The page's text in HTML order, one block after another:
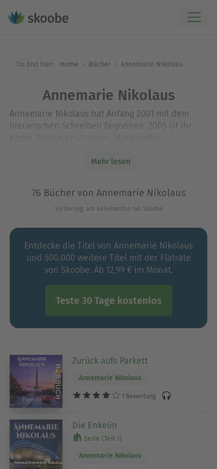
Du bist hier: Home Bücher Annemarie Nikolaus
Annemarie Nikolaus
Annemarie Nikolaus hat Anfang 2001 mit dem
literarischen Schreiben begonnen. 2005 ist ihr
Sie ist gebürtige Hessin und hat zwanzig Jahre in
die Auvergne in Frankreich gezogen.
Nach dem Studium von Psychologie, Publizistik,
Politik und Geschichte war sie u.a. als
Journalistin tätig.
Mehr lesen
76 Bücher von Annemarie Nikolaus
Sortierung: am beliebtesten bei Skoobe
Entdecke die Titel von Annemarie Nikolaus
und 500.000 weitere Titel mit der Flatrate
von Skoobe. Ab 12,99 € im Monat.
Teste 30 Tage kostenlos
Zurück aufs Parkett
Annemarie Nikolaus
1 Bewertung
Die Enkelin
Serie (Teil 1)
Annemarie Nikolaus